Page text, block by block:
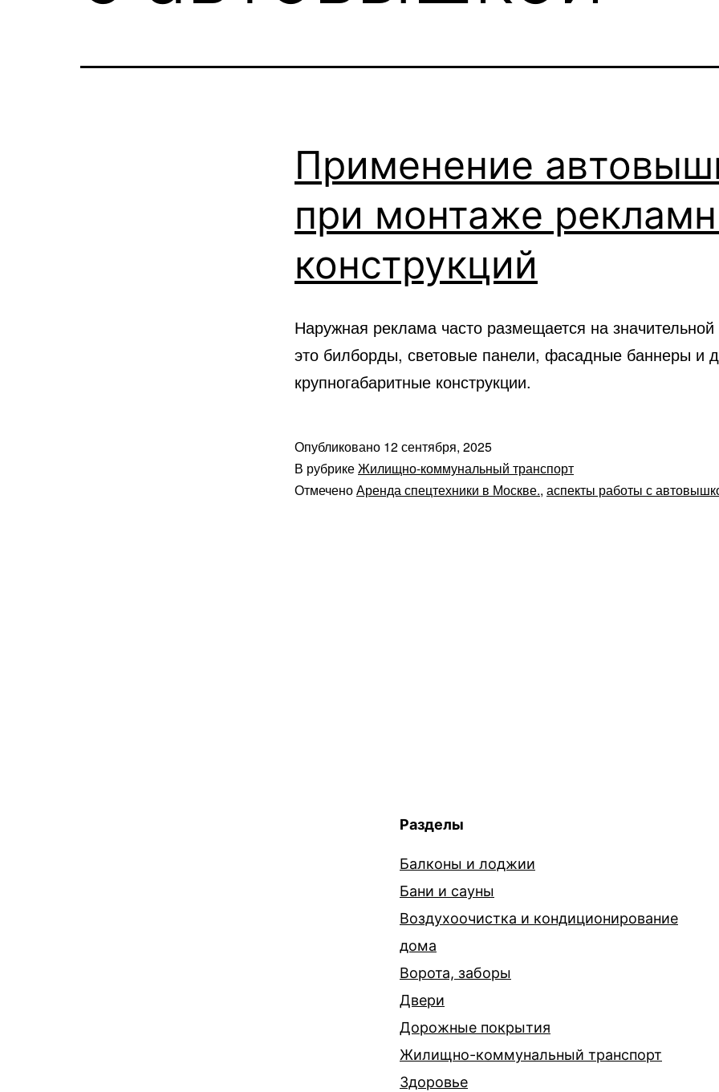
Применение
при монтаже
конструкций
Наружная реклама часто размещается на
это билборды, световые панели, фасадные баннеры и
крупногабаритные конструкции.
Опубликовано 12 сентября, 2025
В рубрикеЖилищно-коммунальный транспорт
ОтмеченоАренда спецтехники в Москве., аспекты работы с
Разделы
Балконы и лоджии
Бани и сауны
Воздухоочистка и кондиционирование
дома
Ворота, заборы
Двери
Дорожные покрытия
Жилищно-коммунальный транспорт
Здоровье